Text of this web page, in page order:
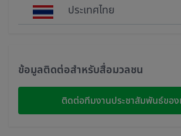
ประเทศไทย
Malaysia
Indonesia
ข้อมูลติดต่อสำหรับสื่อมวลชน
ติดต่อทีมงานประชาสัมพันธ์ขอ